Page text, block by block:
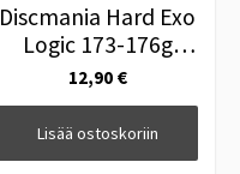
Discmania Hard Exo
Logic 173-176g
Pinkki
12,90 €
Lisää ostoskoriin